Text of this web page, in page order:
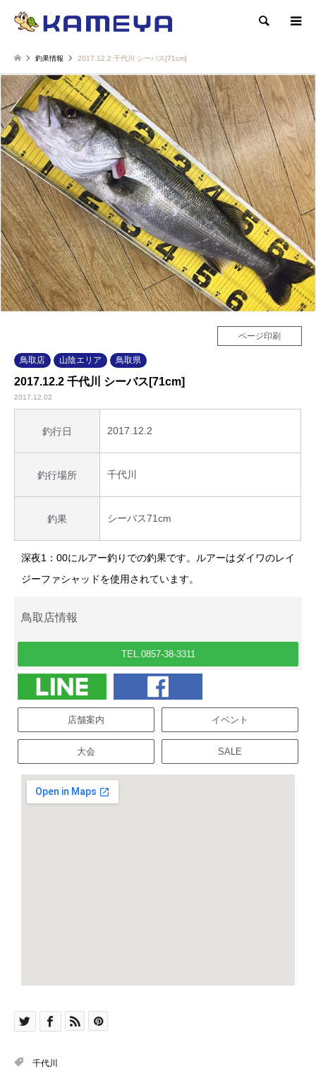
検索
釣果情報 2017.12.2 千代川 シーバス[71cm]
ページ印刷
鳥取店 山陰エリア 鳥取県
2017.12.2 千代川 シーバス[71cm]
2017.12.02
釣行日 2017.12.2
釣行場所 千代川
釣果 シーバス71cm
深夜1：00にルアー釣りでの釣果です。ルアーはダイワのレイ
ジーファシャッドを使用されています。
鳥取店情報
TEL.0857-38-3311
店舗案内 イベント
大会 SALE
千代川